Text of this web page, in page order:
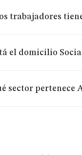
trabajadores
el domicilio
sector pertenece